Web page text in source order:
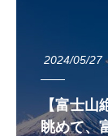
2024/05/27
【富士
眺めて、